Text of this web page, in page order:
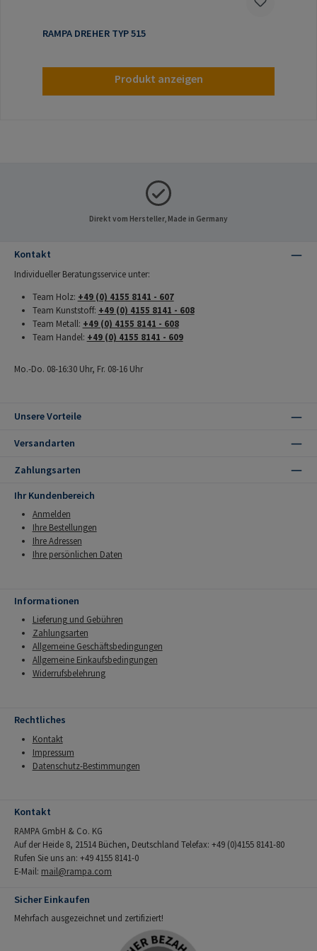
RAMPA DREHER TYP 515
Produkt anzeigen
Direkt vom Hersteller, Made in Germany
Kontakt
Individueller Beratungsservice unter:
Team Holz: +49 (0) 4155 8141 - 607
Team Kunststoff: +49 (0) 4155 8141 - 608
Team Metall: +49 (0) 4155 8141 - 608
Team Handel: +49 (0) 4155 8141 - 609
Mo.-Do. 08-16:30 Uhr, Fr. 08-16 Uhr
Unsere Vorteile
Versandarten
Zahlungsarten
Ihr Kundenbereich
Anmelden
Ihre Bestellungen
Ihre Adressen
Ihre persönlichen Daten
Informationen
Lieferung und Gebühren
Zahlungsarten
Allgemeine Geschäftsbedingungen
Allgemeine Einkaufsbedingungen
Widerrufsbelehrung
Rechtliches
Kontakt
Impressum
Datenschutz-Bestimmungen
Kontakt
RAMPA GmbH & Co. KG
Auf der Heide 8, 21514 Büchen, Deutschland Telefax: +49 (0)4155 8141-80
Rufen Sie uns an: +49 4155 8141-0
E-Mail: mail@rampa.com
Sicher Einkaufen
Mehrfach ausgezeichnet und zertifiziert!